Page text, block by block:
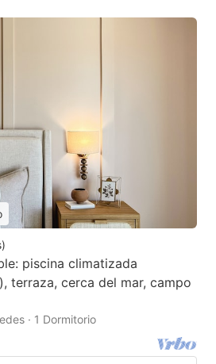
)
piscina climatizada
terraza, cerca del mar, campo
· 1 Dormitorio